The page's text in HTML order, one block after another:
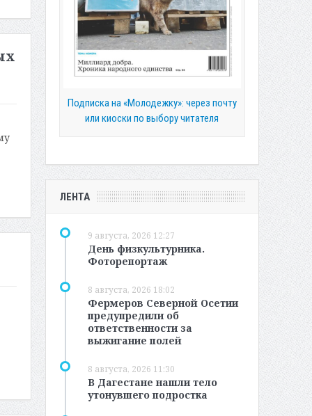
Подписка на «Молодежку»: через почту
или киоски по выбору читателя
ЛЕНТА
9 августа, 2026 12:27
День физкультурника.
Фоторепортаж
8 августа, 2026 18:02
Фермеров Северной Осетии
предупредили об
ответственности за
выжигание полей
8 августа, 2026 11:30
В Дагестане нашли тело
утонувшего подростка